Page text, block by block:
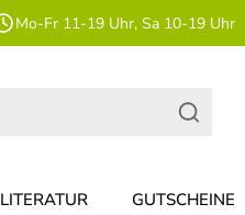
Mo-Fr 11-19 Uhr, Sa 10-19 Uhr
LITERATUR GUTSCHEINE